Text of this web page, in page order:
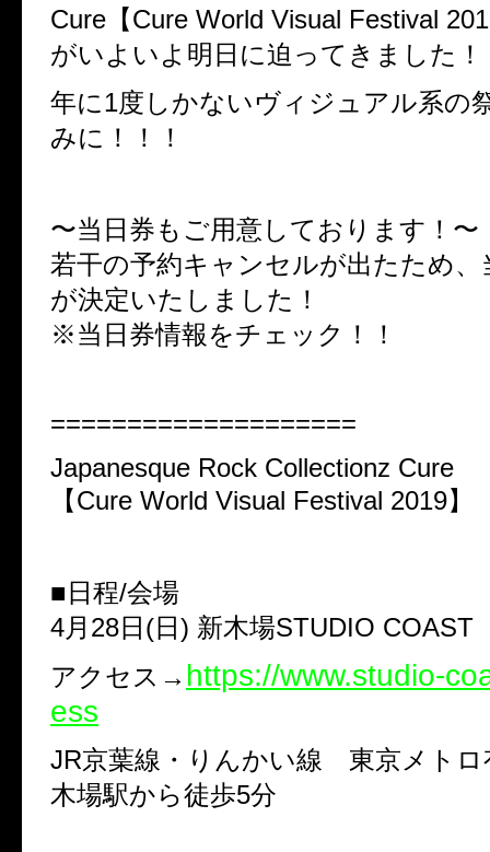
Cure【Cure World Visual Festival
がいよいよ明日に迫ってきました！
年に1度しかないヴィジュアル系の
みに！！！
〜当日券もご用意しております！〜
若干の予約キャンセルが出たため、
が決定いたしました！
※当日券情報をチェック！！
====================
Japanesque Rock Collectionz Cure
【Cure World Visual Festival 2019】
■日程/会場
4月28日(日) 新木場STUDIO COAST
アクセス→ https://www.studio-
ess
JR京葉線・りんかい線 東京メト
木場駅から徒歩5分